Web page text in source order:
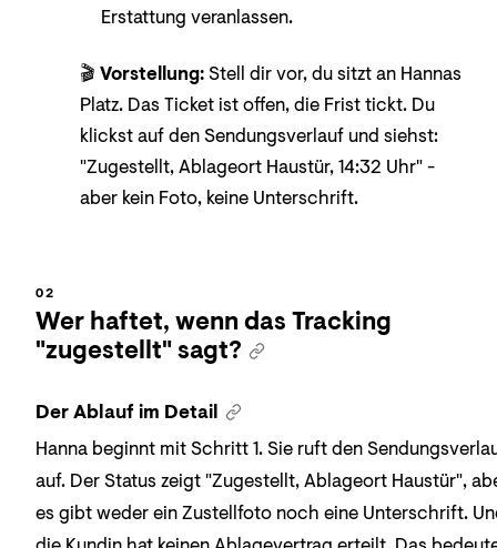
Erstattung veranlassen.
🎬 Vorstellung:Stell dir vor, du sitzt an Hannas
Platz. Das Ticket ist offen, die Frist tickt. Du
klickst auf den Sendungsverlauf und siehst:
"Zugestellt, Ablageort Haustür, 14:32 Uhr" -
aber kein Foto, keine Unterschrift.
Wer haftet, wenn das Tracking
"zugestellt" sagt?
Der Ablauf im Detail
Hanna beginnt mit Schritt 1. Sie ruft den
auf. Der Status zeigt "Zugestellt, Ablageort Haustür",
es gibt weder ein Zustellfoto noch eine Unterschrift.